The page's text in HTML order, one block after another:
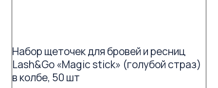
Набор щеточек для бровей и ресниц
Lash&Go «Magic stick» (голубой страз)
в колбе, 50 шт